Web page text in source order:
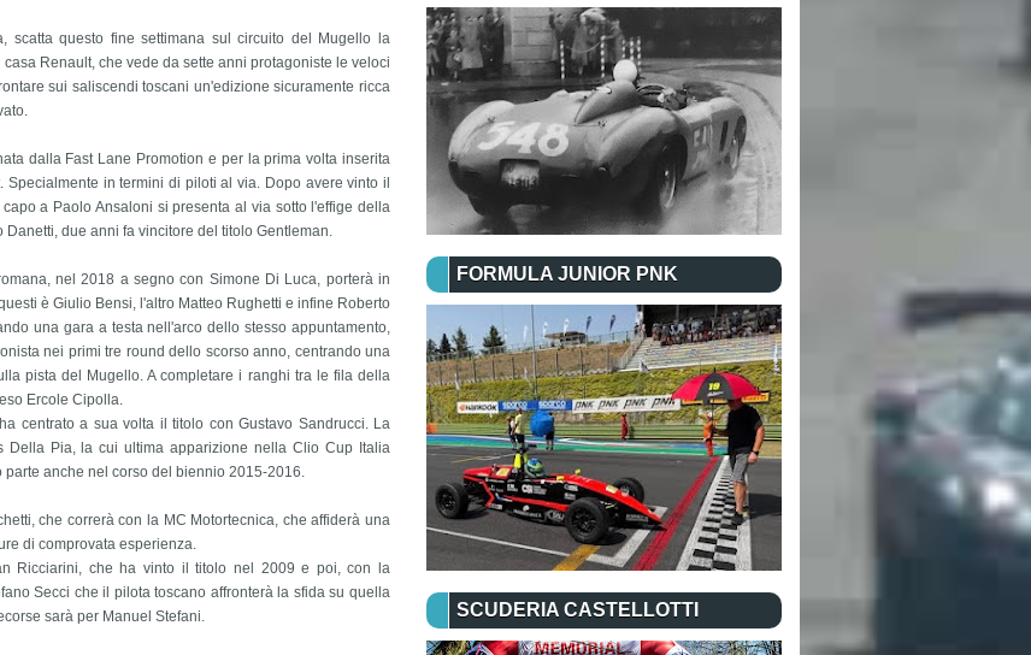
scatta questo fine settimana sul circuito del Mugello la
Renault, che vede da sette anni protagoniste le veloci
sui saliscendi toscani un'edizione sicuramente ricca
dalla Fast Lane Promotion e per la prima volta inserita
in termini di piloti al via. Dopo avere vinto il
a Paolo Ansaloni si presenta al via sotto l'effige della
due anni fa vincitore del titolo Gentleman.
nel 2018 a segno con Simone Di Luca, porterà in
è Giulio Bensi, l'altro Matteo Rughetti e infine Roberto
una gara a testa nell'arco dello stesso appuntamento,
nei primi tre round dello scorso anno, centrando una
pista del Mugello. A completare i ranghi tra le fila della
Ercole Cipolla.
centrato a sua volta il titolo con Gustavo Sandrucci. La
Della Pia, la cui ultima apparizione nella Clio Cup Italia
anche nel corso del biennio 2015-2016.
che correrà con la MC Motortecnica, che affiderà una
di comprovata esperienza.
Ricciarini, che ha vinto il titolo nel 2009 e poi, con la
Secci che il pilota toscano affronterà la sfida su quella
sarà per Manuel Stefani.
FORMULA JUNIOR PNK
SCUDERIA CASTELLOTTI